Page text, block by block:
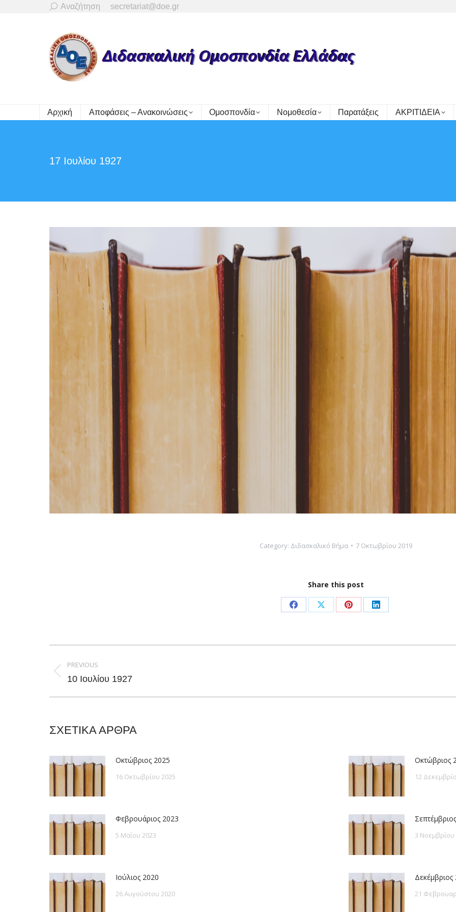
Search:
Αναζήτηση secretariat@doe.gr
Αρχική Αποφάσεις – Ανακοινώσεις Ομοσπονδία Νομοθεσία Παρατάξεις ΑΚΡΙΤΙΔΕΙΑ
17 Ιουλίου 1927
Category: Διδασκαλικό Βήμα 7 Οκτωβρίου 2019
Share this post
Share
Facebook
Share
X
Share
Pinterest
Share
LinkedIn
navigation
PREVIOUS
Previous
10 Ιουλίου 1927
ΣΧΕΤΙΚΑ ΑΡΘΡΑ
Οκτώβριος 2025
16 Οκτωβρίου 2025
Οκτώβριος
12
Φεβρουάριος 2023
5 Μαΐου 2023 3 Νοεμβρίου
Ιούλιος 2020
26 Αυγούστου 2020
Δεκέμβριος
21